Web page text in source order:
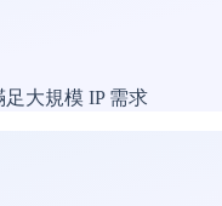
大規模 IP 需求